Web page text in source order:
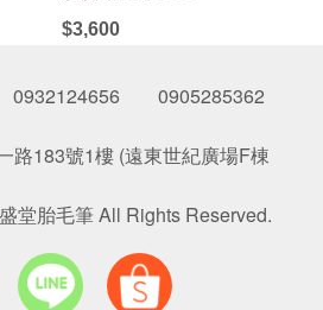
$3,600
0905285362
路183號1樓 (遠東世紀廣場F棟
堂胎毛筆 All Rights Reserved.